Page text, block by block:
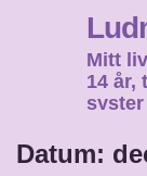
Mitt
14 år,
Datum: